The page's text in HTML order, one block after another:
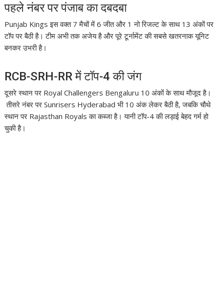
पहले नंबर पर पंजाब का दबदबा
Punjab Kings इस वक्त 7 मैचों में 6 जीत और 1 नो रिजल्ट के साथ 13 अंकों पर
टॉप पर बैठी है। टीम अभी तक अजेय है और पूरे टूर्नामेंट की सबसे खतरनाक यूनिट
बनकर उभरी है।
RCB-SRH-RR में टॉप-4 की जंग
दूसरे स्थान पर Royal Challengers Bengaluru 10 अंकों के साथ मौजूद है।
तीसरे नंबर परSunrisers Hyderabad भी 10 अंक लेकर बैठी है, जबकि चौथे
स्थान पर Rajasthan Royals का कब्जा है। यानी टॉप-4 की लड़ाई बेहद गर्म हो
चुकी है।